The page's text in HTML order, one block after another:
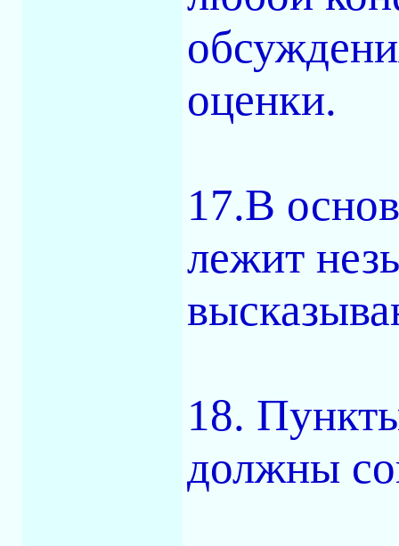
оценки.
17.В
лежит
18.
должны